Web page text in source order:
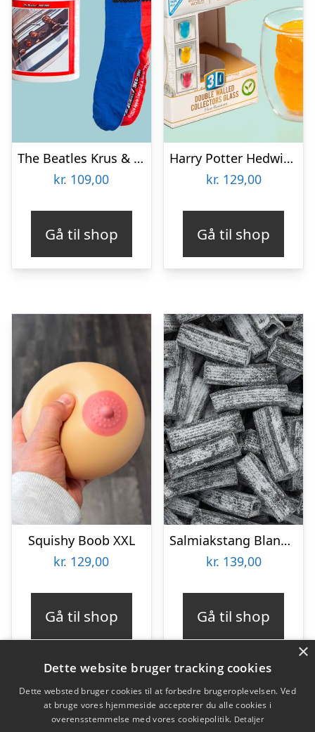
The Beatles Krus & Strømper Gavesæt
kr. 109,00
Gå til shop
Harry Potter Hedwig 3D Krus
kr. 129,00
Gå til shop
Squishy Boob XXL
kr. 129,00
Gå til shop
Salmiakstang Bland-selv slik i kasser 1,1 kg
kr. 139,00
Gå til shop
Varekategorier
×
Dette website bruger tracking cookies
Dette websted bruger cookies til at forbedre brugeroplevelsen. Ved
at bruge vores hjemmeside accepterer du alle cookies i
overensstemmelse med vores cookiepolitik. Detaljer